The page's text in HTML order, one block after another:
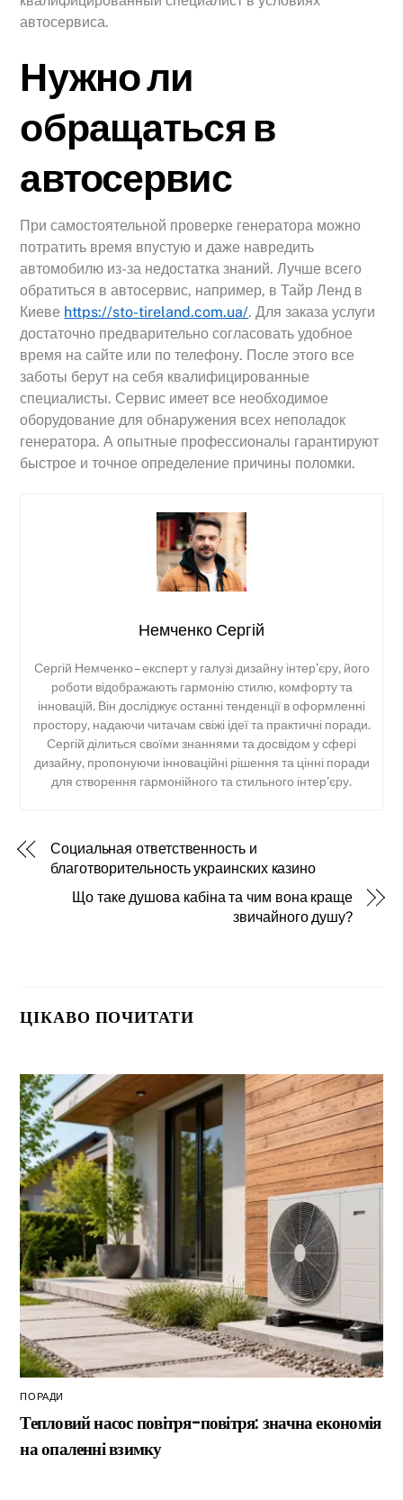
автосервиса.
Нужно ли
обращаться в
автосервис
При самостоятельной проверке генератора можно
потратить время впустую и даже навредить
автомобилю из-за недостатка знаний. Лучше всего
обратиться в автосервис, например, в Тайр Ленд в
Киеве https://sto-tireland.com.ua/. Для заказа услуги
достаточно предварительно согласовать удобное
время на сайте или по телефону. После этого все
заботы берут на себя квалифицированные
специалисты. Сервис имеет все необходимое
оборудование для обнаружения всех неполадок
генератора. А опытные профессионалы гарантируют
быстрое и точное определение причины поломки.
Немченко Сергій
Сергій Немченко – експерт у галузі дизайну інтер’єру, його
роботи відображають гармонію стилю, комфорту та
інновацій. Він досліджує останні тенденції в оформленні
простору, надаючи читачам свіжі ідеї та практичні поради.
Сергій ділиться своїми знаннями та досвідом у сфері
дизайну, пропонуючи інноваційні рішення та цінні поради
для створення гармонійного та стильного інтер’єру.
Социальная ответственность и
благотворительность украинских казино
Що таке душова кабіна та чим вона краще
звичайного душу?
ЦІКАВО ПОЧИТАТИ
ПОРАДИ
Тепловий насос повітря-повітря: значна економія
на опаленні взимку